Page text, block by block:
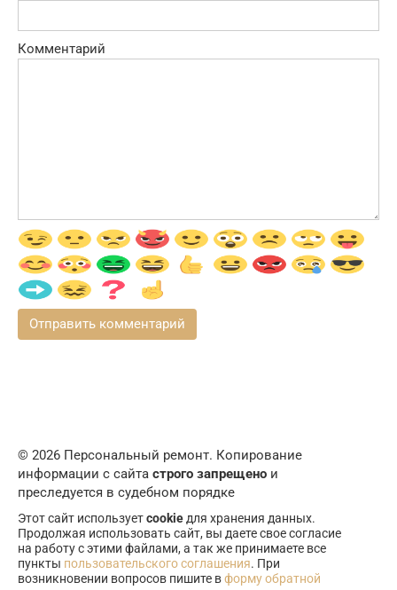
Комментарий
© 2026 Персональный ремонт. Копирование
информации с сайта строго запрещено и
преследуется в судебном порядке
Этот сайт используетcookie для хранения данных.
Продолжая использовать сайт, вы даете свое согласие
на работу с этими файлами, а так же принимаете все
пункты пользовательского соглашения. При
возникновении вопросов пишите вформу обратной